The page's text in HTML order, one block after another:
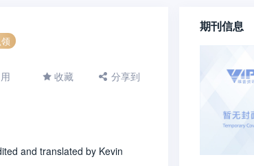
收藏 分享到
and translated by Kevin
期刊信息